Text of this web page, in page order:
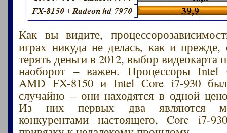
Как вы видите,
играх никуда не делась, как и прежде,
терять деньги в 2012, выбор видеокарта
наоборот – важен. Процессоры Intel
AMD FX-8150 и Intel Core i7-930
случайно – они находятся в одной
Из них первых два являются
конкурентами настоящего, Core i7-